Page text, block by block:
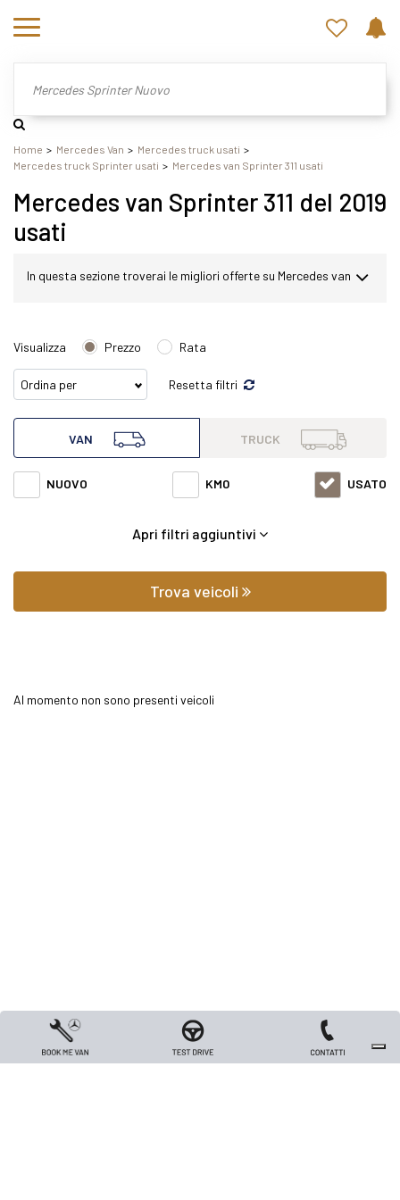
Home Mercedes Van
Mercedes truck usati
Mercedes truck Sprinter usati
Mercedes van Sprinter 311 usati
Mercedes van Sprinter 311 del 2019
usati
In questa sezione troverai le migliori offerte su Mercedes van
Mercedes van Sprinter 311 del 2019 con varie fasce di prezzi
ed equipaggiamenti in grado di soddisfare qualsiasi
esigenza di comfort o prestazione.
Oltre a conoscere il prezzo potrai scoprire gli
Visualizza Prezzo Rata
Resetta filtri
VAN TRUCK
NUOVO KM0 USATO
Apri filtri aggiuntivi
Trova veicoli
Al momento non sono presenti veicoli